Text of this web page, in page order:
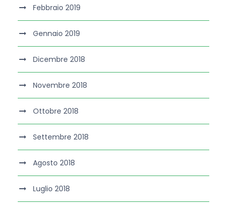
Febbraio 2019
Gennaio 2019
Dicembre 2018
Novembre 2018
Ottobre 2018
Settembre 2018
Agosto 2018
Luglio 2018